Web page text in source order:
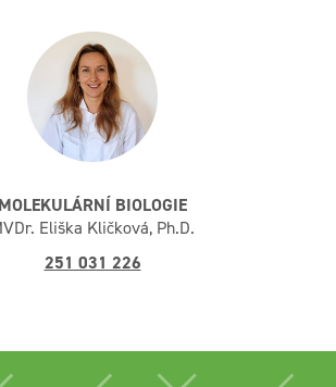
MOLEKULÁRNÍ BIOLOGIE
Eliška Kličková, Ph.D.
251 031 226